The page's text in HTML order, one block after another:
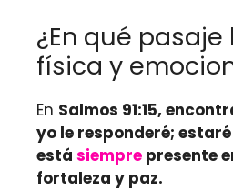
¿En qué
física y
En Salmos 91:15,
yo le responderé;
está siempre presente
fortaleza y paz.